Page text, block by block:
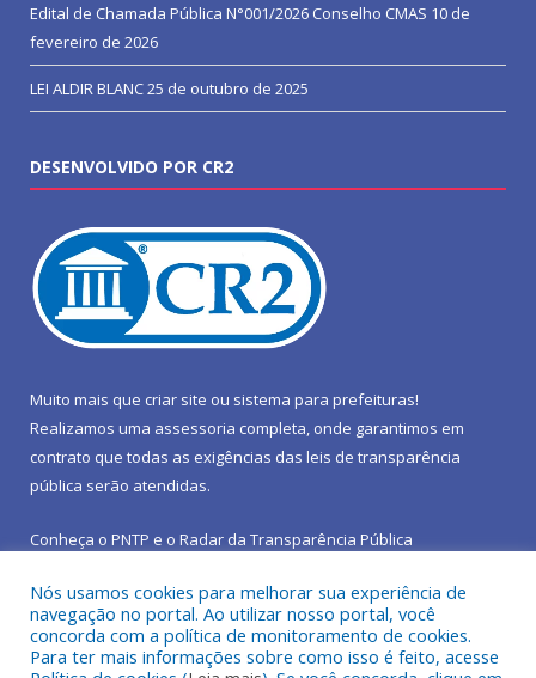
Edital de Chamada Pública N°001/2026 Conselho CMAS 10 de
fevereiro de 2026
LEI ALDIR BLANC25 de outubro de 2025
DESENVOLVIDO POR CR2
Muito mais que criar site ou sistema para prefeituras!
Realizamos uma assessoria completa, onde garantimos em
contrato que todas as exigências das leis de transparência
pública serão atendidas.
Conheça o PNTP e o Radar da Transparência Pública
Todos os direitos reservados a Prefeitura Municipal de São João
Nós usamos cookies para melhorar sua experiência de
navegação no portal. Ao utilizar nosso portal, você
concorda com a política de monitoramento de cookies.
Para ter mais informações sobre como isso é feito, acesse